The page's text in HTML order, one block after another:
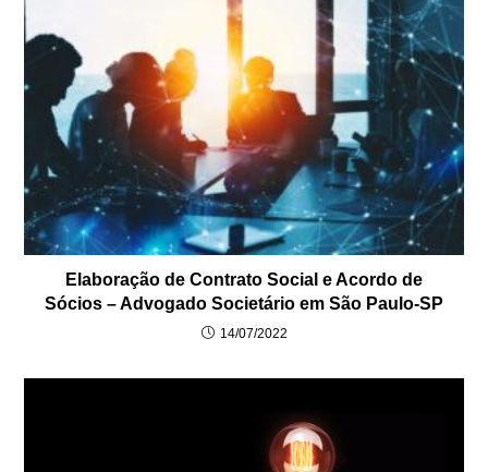
Elaboração de Contrato Social e Acordo de
Sócios – Advogado Societário em São Paulo-SP
14/07/2022